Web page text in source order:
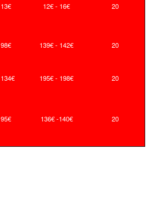
12€ - 16€ 20
139€ - 142€ 20
195€ - 198€ 20
136€ -140€ 20